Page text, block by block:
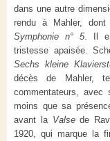
dans une autre
rendu à Mahler, dont
Symphonie n° 5. Il
tristesse apaisée.
Sechs kleine
décès de Mahler,
commentateurs,
moins que sa
avant la Valsede
1920, qui marque la